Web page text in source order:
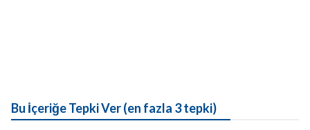
Bu İçeriğe Tepki Ver (en fazla 3 tepki)